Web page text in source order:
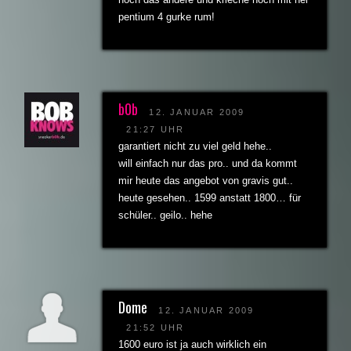
pentium 4 gurke rum!
b0b
12. JANUAR 2009
21:27 UHR
garantiert nicht zu viel geld hehe..
will einfach nur das pro.. und da kommt
mir heute das angebot von gravis gut..
heute gesehen.. 1599 anstatt 1800… für
schüler.. geilo.. hehe
Dome
12. JANUAR 2009
21:52 UHR
1600 euro ist ja auch wirklich ein